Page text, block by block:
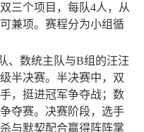
三个项目，每队4人，从
兼项。赛程分为小组循
、数统主队与B组的汪汪
半决赛。半决赛中，双
，挺进冠军争夺战；数
夺赛。决赛阶段，选手
与默契配合赢得阵阵掌